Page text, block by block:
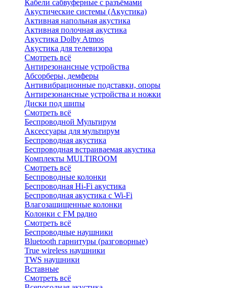
Кабели сабвуферные с разъёмами
Акустические системы (Акустика)
Активная напольная акустика
Активная полочная акустика
Акустика Dolby Atmos
Акустика для телевизора
Смотреть всё
Антирезонансные устройства
Абсорберы, демферы
Антивибрационные подставки, опоры
Антирезонансные устройства и ножки
Диски под шипы
Смотреть всё
Беспроводной Мультирум
Аксессуары для мультирум
Беспроводная акустика
Беспроводная встраиваемая акустика
Комплекты MULTIROOM
Смотреть всё
Беспроводные колонки
Беспроводная Hi-Fi акустика
Беспроводная акустика с Wi-Fi
Влагозащищенные колонки
Колонки с FM радио
Смотреть всё
Беспроводные наушники
Bluetоoth гарнитуры (разговорные)
True wireless наушники
TWS наушники
Вставные
Смотреть всё